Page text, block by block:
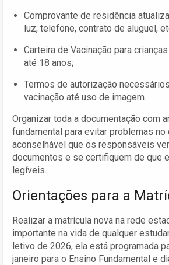
Comprovante de residência
luz, telefone, contrato de aluguel,
Carteira de Vacinação para
até 18 anos;
Termos de autorização
vacinação até uso de imagem.
Organizar toda a documentação com
fundamental para evitar problemas no
aconselhável que os responsáveis
documentos e se certifiquem de que
legíveis.
Orientações para a
Realizar a matrícula nova na rede
importante na vida de qualquer
letivo de 2026, ela está programada
janeiro para o Ensino Fundamental e